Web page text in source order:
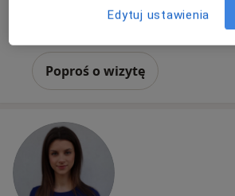
Poproś o wizytę
Edytuj ustawienia